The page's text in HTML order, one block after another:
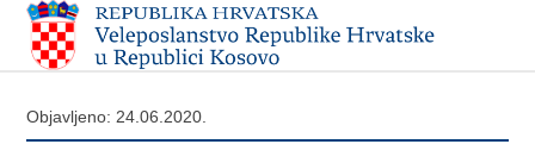
Objavljeno: 24.06.2020.